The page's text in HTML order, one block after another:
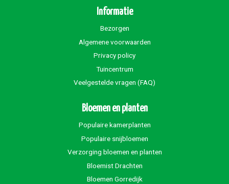
Informatie
Bezorgen
Algemene voorwaarden
Privacy policy
Tuincentrum
Veelgestelde vragen (FAQ)
Bloemen en planten
Populaire kamerplanten
Populaire snijbloemen
Verzorging bloemen en planten
Bloemist Drachten
Bloemen Gorredijk